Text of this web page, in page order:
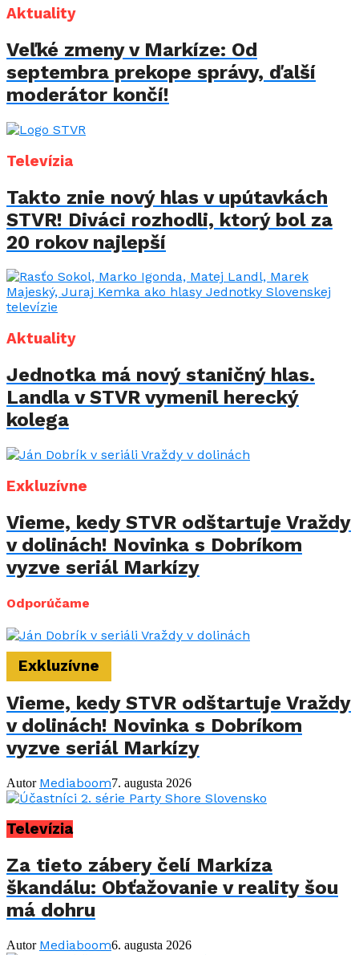
Aktuality
Veľké zmeny v Markíze: Od
septembra prekope správy, ďalší
moderátor končí!
Televízia
Takto znie nový hlas v upútavkách
STVR! Diváci rozhodli, ktorý bol za
20 rokov najlepší
Aktuality
Jednotka má nový staničný hlas.
Landla v STVR vymenil herecký
kolega
Exkluzívne
Vieme, kedy STVR odštartuje Vraždy
v dolinách! Novinka s Dobríkom
vyzve seriál Markízy
Odporúčame
Exkluzívne
Vieme, kedy STVR odštartuje Vraždy
v dolinách! Novinka s Dobríkom
vyzve seriál Markízy
Autor Mediaboom7. augusta 2026
Televízia
Za tieto zábery čelí Markíza
škandálu: Obťažovanie v reality šou
má dohru
Autor Mediaboom6. augusta 2026